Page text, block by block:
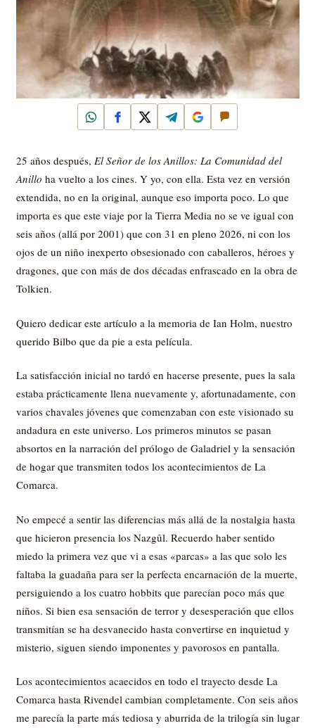
WhatsAppFacebook
X TelegramGoogleComentar
25 años después, El Señor de los Anillos: La Comunidad del
Anillo ha vuelto a los cines. Y yo, con ella. Esta vez en versión
extendida, no en la original, aunque eso importa poco. Lo que
importa es que este viaje por la Tierra Media no se ve igual con
seis años (allá por 2001) que con 31 en pleno 2026, ni con los
ojos de un niño inexperto obsesionado con caballeros, héroes y
dragones, que con más de dos décadas enfrascado en la obra de
Tolkien.
Quiero dedicar este artículo a la memoria de Ian Holm, nuestro
querido Bilbo que da pie a esta película.
La satisfacción inicial no tardó en hacerse presente, pues la sala
estaba prácticamente llena nuevamente y, afortunadamente, con
varios chavales jóvenes que comenzaban con este visionado su
andadura en este universo. Los primeros minutos se pasan
absortos en la narración del prólogo de Galadriel y la sensación
de hogar que transmiten todos los acontecimientos de La
Comarca.
No empecé a sentir las diferencias más allá de la nostalgia hasta
que hicieron presencia los Nazgûl. Recuerdo haber sentido
miedo la primera vez que vi a esas «parcas» a las que solo les
faltaba la guadaña para ser la perfecta encarnación de la muerte,
persiguiendo a los cuatro hobbits que parecían poco más que
niños. Si bien esa sensación de terror y desesperación que ellos
transmitían se ha desvanecido hasta convertirse en inquietud y
misterio, siguen siendo imponentes y pavorosos en pantalla.
Los acontecimientos acaecidos en todo el trayecto desde La
Comarca hasta Rivendel cambian completamente. Con seis años
me parecía la parte más tediosa y aburrida de la trilogía sin lugar